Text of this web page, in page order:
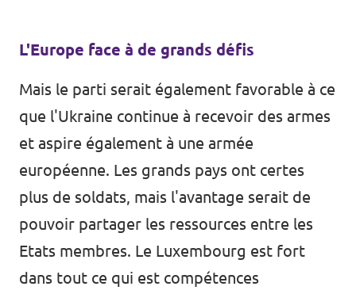
L'Europe face à de grands défis
Mais le parti serait également favorable à ce
que l'Ukraine continue à recevoir des armes
et aspire également à une armée
européenne. Les grands pays ont certes
plus de soldats, mais l'avantage serait de
pouvoir partager les ressources entre les
Etats membres. Le Luxembourg est fort
dans tout ce qui est compétences